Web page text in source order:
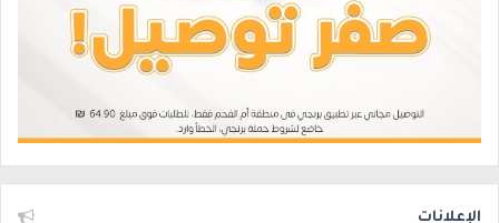
الإعلانات